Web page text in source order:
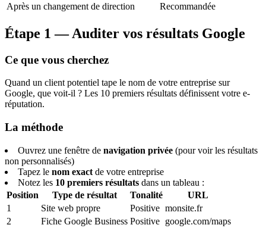
Après un changement de direction
Recommandée
Étape 1 — Auditer vos résultats Google
Ce que vous cherchez
Quand un client potentiel tape le nom de votre entreprise sur
Google, que voit-il ? Les 10 premiers résultats définissent votre e-
réputation.
La méthode
Ouvrez une fenêtre de navigation privée (pour voir les résultats
non personnalisés)
Tapez le nom exact de votre entreprise
Notez les 10 premiers résultats dans un tableau :
Position
Type de résultat Tonalité
URL
1
Site web propre Positive monsite.fr
2
Fiche Google Business Positive google.com/maps